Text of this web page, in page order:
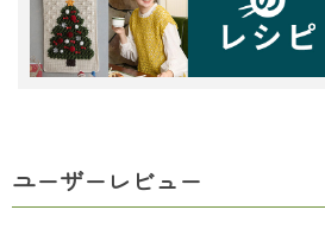
ユーザーレビュー